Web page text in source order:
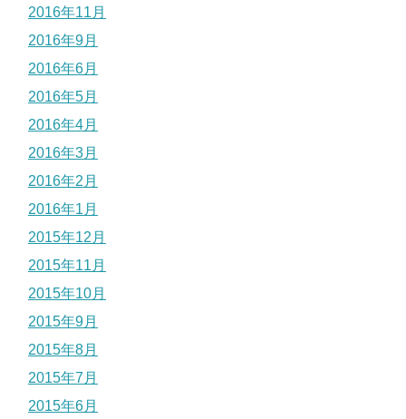
2016年11月
2016年9月
2016年6月
2016年5月
2016年4月
2016年3月
2016年2月
2016年1月
2015年12月
2015年11月
2015年10月
2015年9月
2015年8月
2015年7月
2015年6月